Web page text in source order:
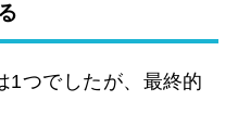
1つでしたが、最終的